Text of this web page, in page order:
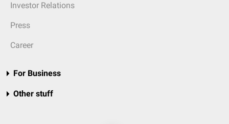
Investor Relations
Press
Career
For Business
Other stuff